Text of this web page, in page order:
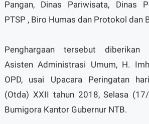
Pangan, Dinas Pariwisata, Dinas
PTSP , Biro Humas dan Protokol dan
Penghargaan tersebut diberikan
Asisten Administrasi Umum, H.
OPD, usai Upacara Peringatan
(Otda) XXII tahun 2018, Selasa
Bumigora Kantor Gubernur NTB.